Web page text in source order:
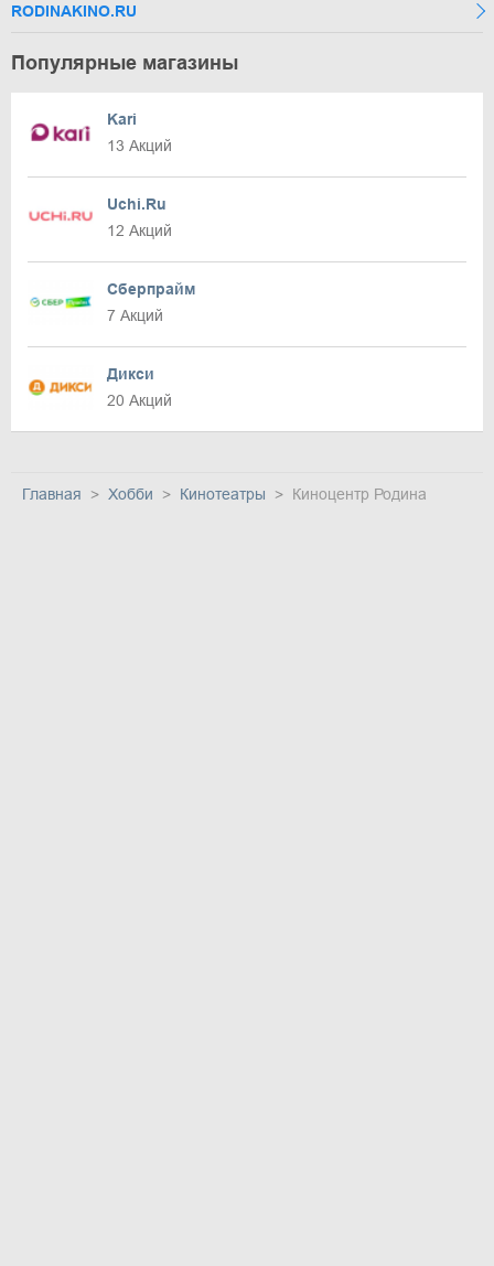
RODINAKINO.RU
Популярные магазины
Kari
13 Акций
Uchi.Ru
12 Акций
Сберпрайм
7 Акций
Дикси
20 Акций
Главная Хобби Кинотеатры Киноцентр Родина